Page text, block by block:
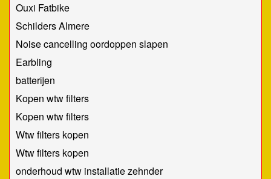
Ouxi Fatbike
Schilders Almere
Noise cancelling oordoppen slapen
Earbling
batterijen
Kopen wtw filters
Kopen wtw filters
Wtw filters kopen
Wtw filters kopen
onderhoud wtw installatie zehnder